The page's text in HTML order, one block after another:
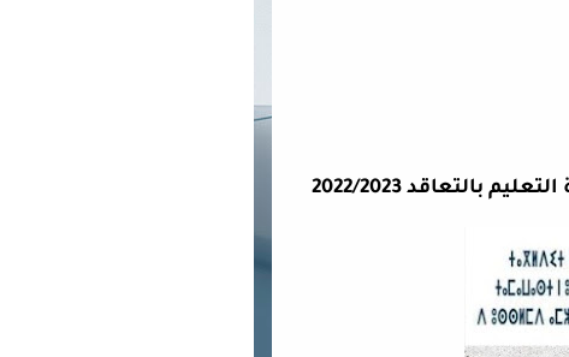
بالتعاقد 2022/2023